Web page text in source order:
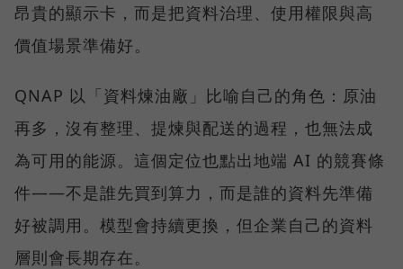
昂貴的顯示卡，而是把資料治理、使用權限與高
價值場景準備好。
QNAP 以「資料煉油廠」比喻自己的角色：原油
再多，沒有整理、提煉與配送的過程，也無法成
為可用的能源。這個定位也點出地端 AI 的競賽條
件——不是誰先買到算力，而是誰的資料先準備
好被調用。模型會持續更換，但企業自己的資料
層則會長期存在。